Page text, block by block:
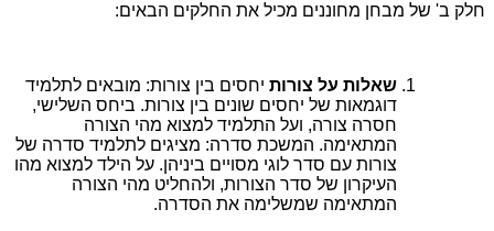
חלק ב' של מבחן מחוננים מכיל את החלקים הבאים:
שאלות על צורות יחסים בין צורות: מובאים לתלמיד
דוגמאות של יחסים שונים בין צורות. ביחס השלישי,
חסרה צורה, ועל התלמיד למצוא מהי הצורה
המתאימה. המשכת סדרה: מציגים לתלמיד סדרה של
צורות עם סדר לוגי מסויים ביניהן. על הילד למצוא מהו
העיקרון של סדר הצורות, ולהחליט מהי הצורה
המתאימה שמשלימה את הסדרה.